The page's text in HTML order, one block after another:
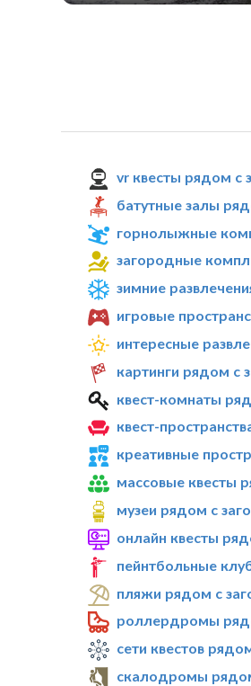
vr квесты рядом с
батутные залы
горнолыжные
загородные
зимние
игровые
интересные
картинги рядом с
квест-комнаты
квест-
креативные
массовые квесты
музеи рядом с
онлайн квесты
пейнтбольные
пляжи рядом с
роллердромы
сети квестов
скалодромы